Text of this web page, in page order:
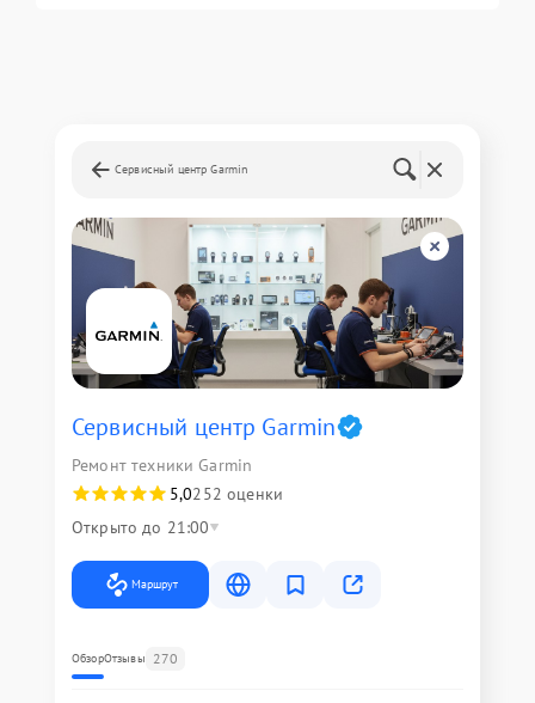
Сервисный центр Garmin
Сервисный центр Garmin
Ремонт техники Garmin
5,0252 оценки
Открыто до 21:00
Маршрут
ОбзорОтзывы 270